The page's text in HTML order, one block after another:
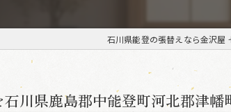
石川県能登の張替えなら金沢屋
川県鹿島郡中能登町河北郡津